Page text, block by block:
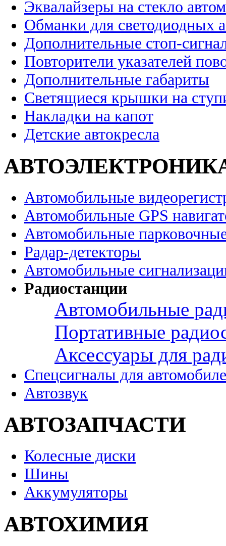
Эквалайзеры на стекло
Обманки для светодиодных
Дополнительные стоп-
Повторители указателей
Дополнительные габариты
Светящиеся крышки на
Накладки на капот
Детские автокресла
Автомобильные
Автомобильные GPS
Автомобильные
Радар-детекторы
Автомобильные
Радиостанции
Автомобильные
Портативные
Аксессуары для
Спецсигналы для
Автозвук
АВТОЗАПЧАСТИ
Колесные диски
Шины
Аккумуляторы
АВТОХИМИЯ